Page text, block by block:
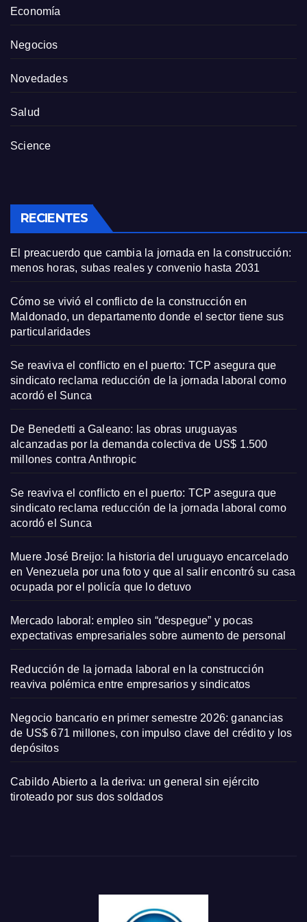
Economía
Negocios
Novedades
Salud
Science
RECIENTES
El preacuerdo que cambia la jornada en la construcción:
menos horas, subas reales y convenio hasta 2031
Cómo se vivió el conflicto de la construcción en
Maldonado, un departamento donde el sector tiene sus
particularidades
Se reaviva el conflicto en el puerto: TCP asegura que
sindicato reclama reducción de la jornada laboral como
acordó el Sunca
De Benedetti a Galeano: las obras uruguayas
alcanzadas por la demanda colectiva de US$ 1.500
millones contra Anthropic
Se reaviva el conflicto en el puerto: TCP asegura que
sindicato reclama reducción de la jornada laboral como
acordó el Sunca
Muere José Breijo: la historia del uruguayo encarcelado
en Venezuela por una foto y que al salir encontró su casa
ocupada por el policía que lo detuvo
Mercado laboral: empleo sin “despegue” y pocas
expectativas empresariales sobre aumento de personal
Reducción de la jornada laboral en la construcción
reaviva polémica entre empresarios y sindicatos
Negocio bancario en primer semestre 2026: ganancias
de US$ 671 millones, con impulso clave del crédito y los
depósitos
Cabildo Abierto a la deriva: un general sin ejército
tiroteado por sus dos soldados